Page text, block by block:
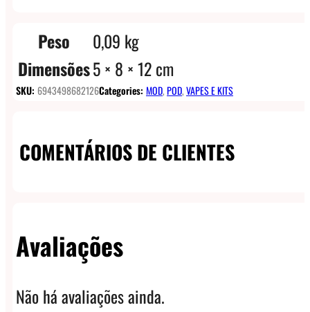
Peso
0,09 kg
Dimensões5 × 8 × 12 cm
SKU: 6943498682126Categories: MOD,POD,VAPES E KITS
COMENTÁRIOS DE CLIENTES
Avaliações
Não há avaliações ainda.